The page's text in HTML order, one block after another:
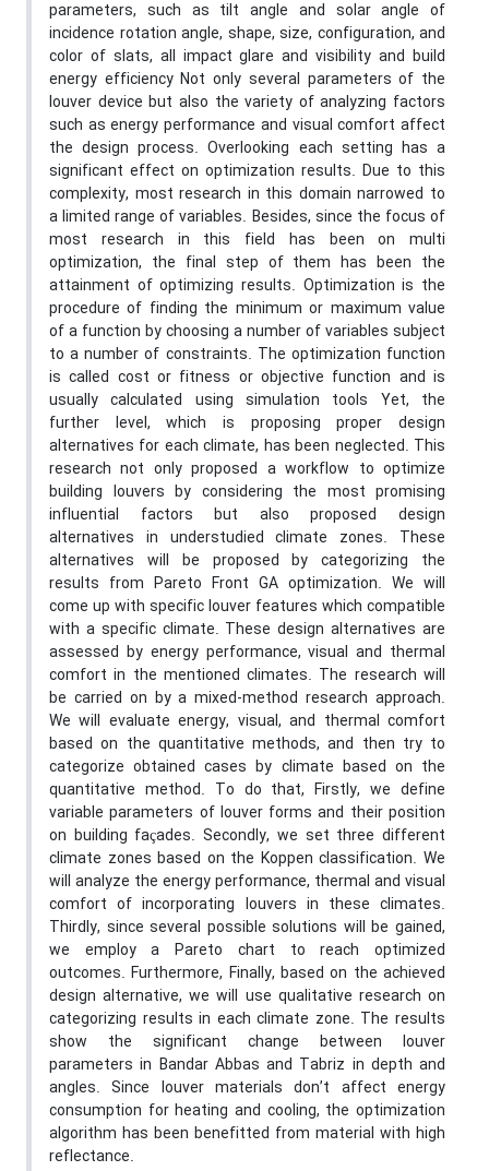
parameters, such as tilt angle and solar angle of
incidence rotation angle, shape, size, configuration, and
color of slats, all impact glare and visibility and build
energy efficiency Not only several parameters of the
louver device but also the variety of analyzing factors
such as energy performance and visual comfort affect
the design process. Overlooking each setting has a
significant effect on optimization results. Due to this
complexity, most research in this domain narrowed to
a limited range of variables. Besides, since the focus of
most research in this field has been on multi
optimization, the final step of them has been the
attainment of optimizing results. Optimization is the
procedure of finding the minimum or maximum value
of a function by choosing a number of variables subject
to a number of constraints. The optimization function
is called cost or fitness or objective function and is
usually calculated using simulation tools Yet, the
further level, which is proposing proper design
alternatives for each climate, has been neglected. This
research not only proposed a workflow to optimize
building louvers by considering the most promising
influential factors but also proposed design
alternatives in understudied climate zones. These
alternatives will be proposed by categorizing the
results from Pareto Front GA optimization. We will
come up with specific louver features which compatible
with a specific climate. These design alternatives are
assessed by energy performance, visual and thermal
comfort in the mentioned climates. The research will
be carried on by a mixed-method research approach.
We will evaluate energy, visual, and thermal comfort
based on the quantitative methods, and then try to
categorize obtained cases by climate based on the
quantitative method. To do that, Firstly, we define
variable parameters of louver forms and their position
on building façades. Secondly, we set three different
climate zones based on the Koppen classification. We
will analyze the energy performance, thermal and visual
comfort of incorporating louvers in these climates.
Thirdly, since several possible solutions will be gained,
we employ a Pareto chart to reach optimized
outcomes. Furthermore, Finally, based on the achieved
design alternative, we will use qualitative research on
categorizing results in each climate zone. The results
show the significant change between louver
parameters in Bandar Abbas and Tabriz in depth and
angles. Since louver materials don’t affect energy
consumption for heating and cooling, the optimization
algorithm has been benefitted from material with high
reflectance.